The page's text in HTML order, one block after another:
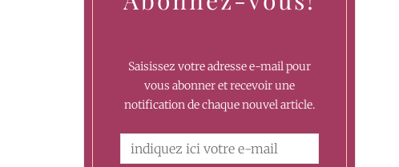
Saisissez votre adresse e-mail pour
vous abonner et recevoir une
notification de chaque nouvel article.